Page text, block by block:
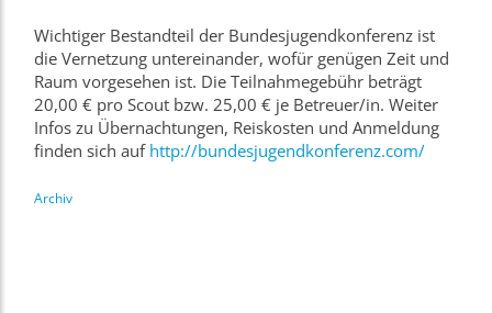
Wichtiger Bestandteil der Bundesjugendkonferenz ist
die Vernetzung untereinander, wofür genügen Zeit und
Raum vorgesehen ist. Die Teilnahmegebühr beträgt
20,00 € pro Scout bzw. 25,00 € je Betreuer/in. Weiter
Infos zu Übernachtungen, Reiskosten und Anmeldung
finden sich auf http://bundesjugendkonferenz.com/
Archiv